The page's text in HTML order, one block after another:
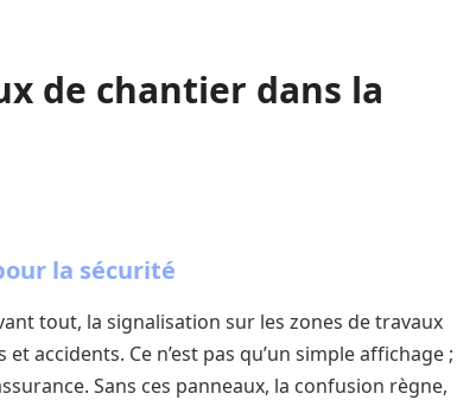
de chantier dans la
la sécurité
tout, la signalisation sur les zones de travaux
accidents. Ce n’est pas qu’un simple affichage ;
Sans ces panneaux, la confusion règne,